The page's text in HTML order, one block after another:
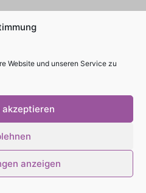
Website und unseren Service zu
akzeptieren
anzeigen